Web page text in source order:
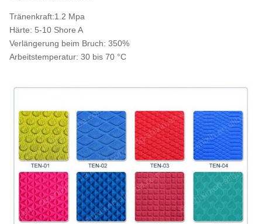
Tränenkraft:1.2 Mpa
Härte: 5-10 Shore A
Verlängerung beim Bruch: 350%
Arbeitstemperatur: 30 bis 70 °C